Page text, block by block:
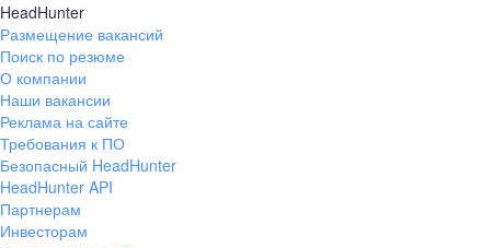
Екатеринбург
ул. Боевых Дружин, стр. 20,
+7 343 226-79-99
pr@ural.hh.ru
ул. Янковского, д. 169, 7 этаж,
HeadHunter
Размещение вакансий
Поиск по резюме
О компании
Наши вакансии
Реклама на сайте
Требования к ПО
Безопасный HeadHunter
HeadHunter API
Партнерам
Инвесторам